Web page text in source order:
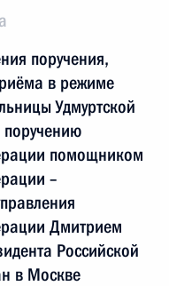
поручения,
в режиме
Удмуртской
поручению
помощником
–
Дмитрием
Российской
в Москве